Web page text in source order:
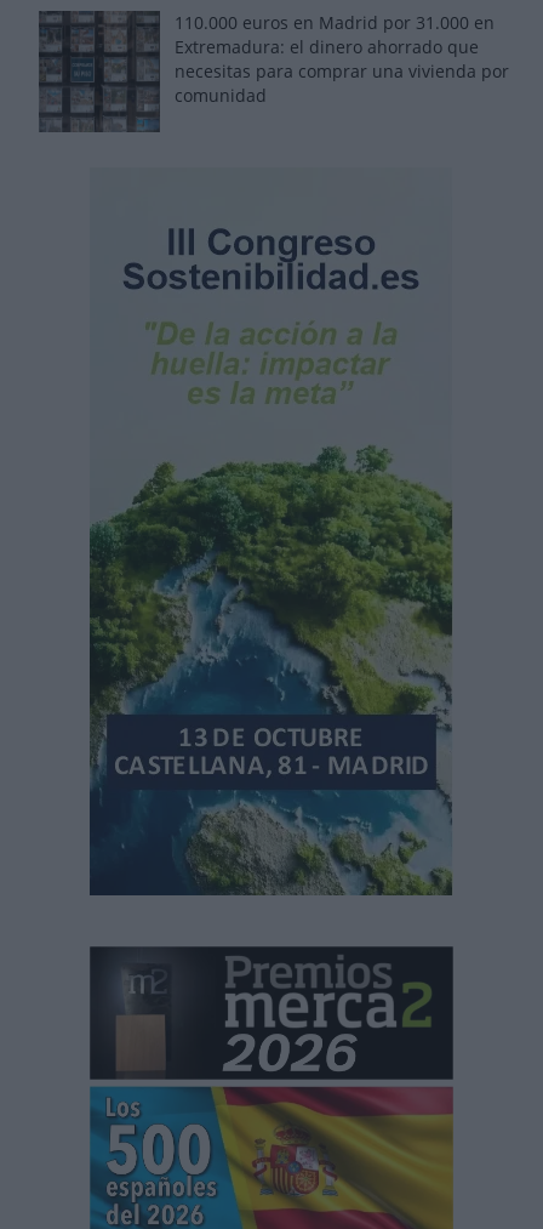
110.000 euros en Madrid por 31.000 en
Extremadura: el dinero ahorrado que
necesitas para comprar una vivienda por
comunidad